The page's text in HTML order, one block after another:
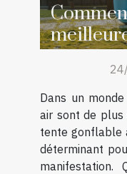
pour
Dans un
air sont de plus
tente gonflable
déterminant